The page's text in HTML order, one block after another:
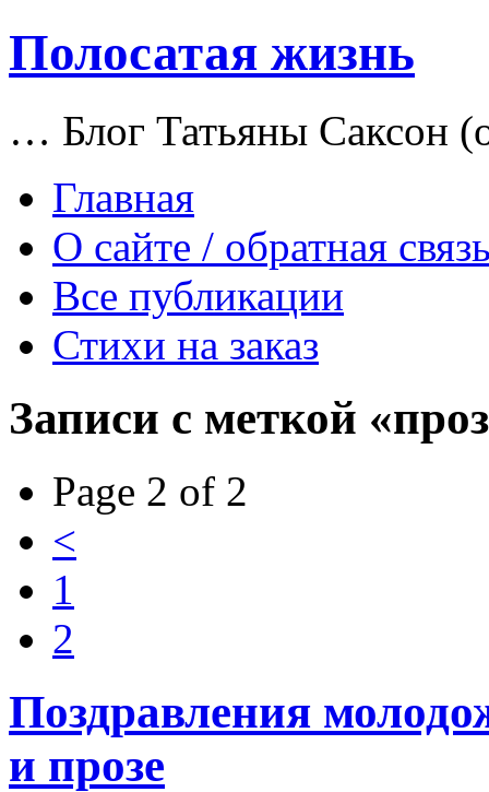
Полосатая жизнь
… Блог Татьяны Саксон
Главная
О сайте / обратная
Все публикации
Стихи на заказ
Записи с меткой
Page 2 of 2
<
1
2
Поздравления
и прозе